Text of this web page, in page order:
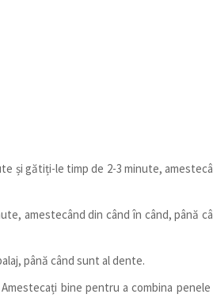
și gătiți-le timp de 2-3 minute,
amestecând din când în când, până
până când sunt al dente.
bine pentru a combina penele